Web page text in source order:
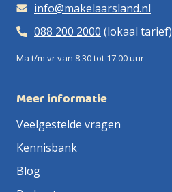
info@makelaarsland.nl
088 200 2000 (lokaal tarief)
Ma t/m vr van 8.30 tot 17.00 uur
Meer informatie
Veelgestelde vragen
Kennisbank
Blog